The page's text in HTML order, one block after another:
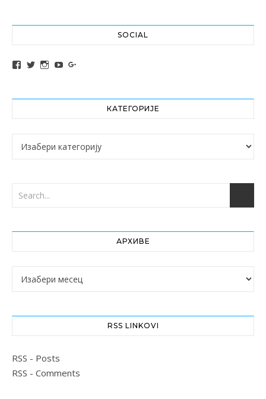
SOCIAL
View altochef’s profile on Facebook
View jovancica73’s profile on Twitter
View jovancica73’s profile on Instagram
View jovancica73’s profile on YouTube
КАТЕГОРИЈЕ
Категорије
АРХИВЕ
Архиве
RSS LINKOVI
RSS - Posts
RSS - Comments